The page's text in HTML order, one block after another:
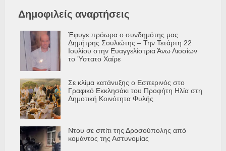
Δημοφιλείς αναρτήσεις
Έφυγε πρόωρα ο συνδημότης μας
Δημήτρης Σουλιώτης – Την Τετάρτη 22
Ιουλίου στην Ευαγγελίστρια Άνω Λιοσίων
το Ύστατο Χαίρε
Σε κλίμα κατάνυξης ο Εσπερινός στο
Γραφικό Εκκλησάκι του Προφήτη Ηλία στη
Δημοτική Κοινότητα Φυλής
Ντου σε σπίτι της Δροσούπολης από
κομάντος της Αστυνομίας